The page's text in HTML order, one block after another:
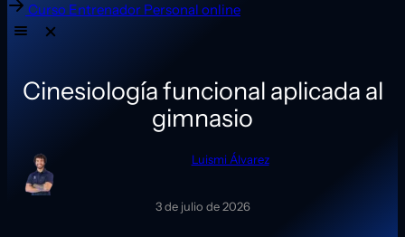
Curso Entrenador Personal online
Cinesiología funcional aplicada al
gimnasio
Luismi Álvarez
3 de julio de 2026